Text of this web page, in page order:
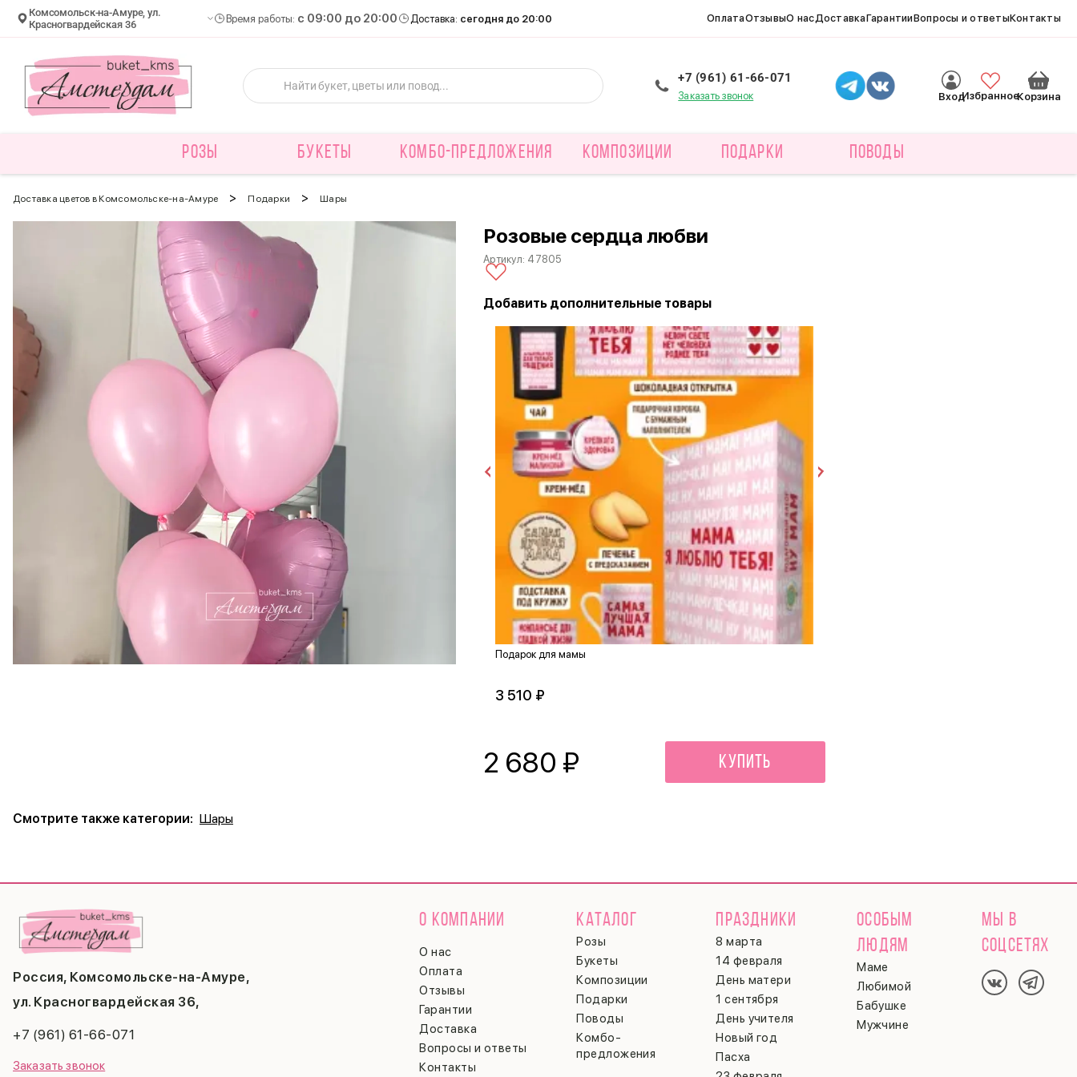
Комсомольск-на-Амуре, ул.
Красногвардейская 36
Время работы: c 09:00 до 20:00 Доставка: сегодня до 20:00 ОплатаОтзывыО насДоставкаГарантииВопросы и ответыКонтакты
+7 (961) 61-66-071
Заказать звонок ВходИзбранноеКорзина
РОЗЫ БУКЕТЫ КОМБО-ПРЕДЛОЖЕНИЯ КОМПОЗИЦИИ ПОДАРКИ ПОВОДЫ
Доставка цветов в Комсомольске-на-Амуре > Подарки > Шары
Розовые сердца любви
Артикул: 47805
Добавить дополнительные товары
Подарок для мамы
3 510 ₽
2 680 ₽ Купить
Смотрите также категории: Шары
Россия, Комсомольске-на-Амуре,
ул. Красногвардейская 36,
+7 (961) 61-66-071
Заказать звонок
О КОМПАНИИ
О нас
Оплата
Отзывы
Гарантии
Доставка
Вопросы и ответы
Контакты
КАТАЛОГ
Розы
Букеты
Композиции
Подарки
Поводы
Комбо-
предложения
ПРАЗДНИКИ
8 марта
14 февраля
День матери
1 сентября
День учителя
Новый год
Пасха
ОСОБЫМ
ЛЮДЯМ
Маме
Любимой
Бабушке
Мужчине
МЫ В
СОЦСЕТЯХ